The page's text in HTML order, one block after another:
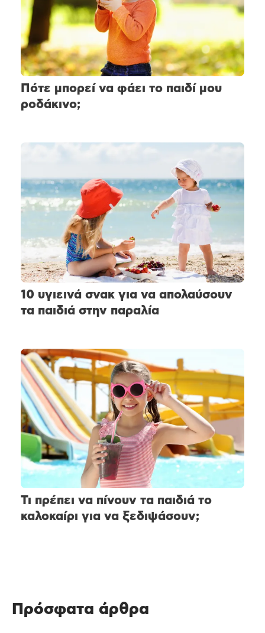
Πότε μπορεί να φάει το παιδί μου
ροδάκινο;
10 υγιεινά σνακ για να απολαύσουν
τα παιδιά στην παραλία
Τι πρέπει να πίνουν τα παιδιά το
καλοκαίρι για να ξεδιψάσουν;
Πρόσφατα άρθρα